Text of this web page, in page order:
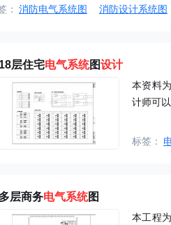
防雷引下线，利用结构地梁及桩内钢...
： 消防电气系统图 消防设计系统图
层住宅电气系统图设计
本资料
计师可
标签：
层商务电气系统图
本工程